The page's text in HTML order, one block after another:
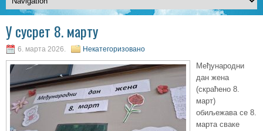
У сусрет 8. марту
6. марта 2026. Некатегоризовано
Међународни
дан жена
(скраћено 8.
март)
обиљежава се 8.
марта сваке